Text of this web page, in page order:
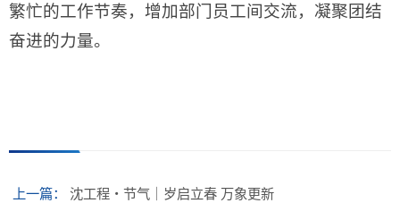
繁忙的工作节奏，增加部门员工间交流，凝聚团结
奋进的力量。
上一篇： 沈工程・节气｜岁启立春 万象更新